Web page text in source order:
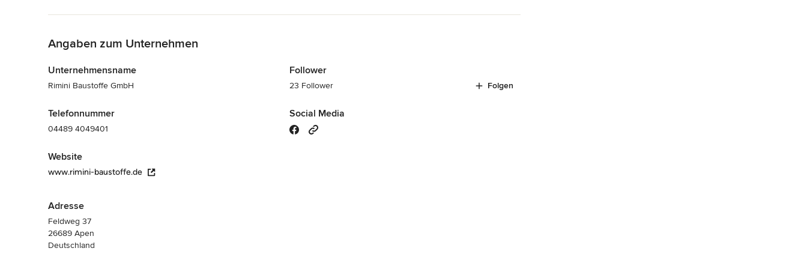
Angaben zum Unternehmen
Unternehmensname
Rimini Baustoffe GmbH
Telefonnummer
04489 4049401
Website
www.rimini-baustoffe.de
Adresse
Feldweg 37
26689 Apen
Deutschland
Follower
23 Follower Folgen
Social Media